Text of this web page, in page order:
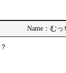
Name：む